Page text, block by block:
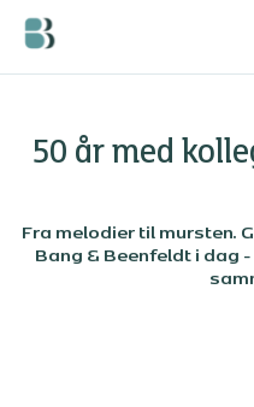
50 år med
Fra melodier til mursten.
Bang & Beenfeldt i dag